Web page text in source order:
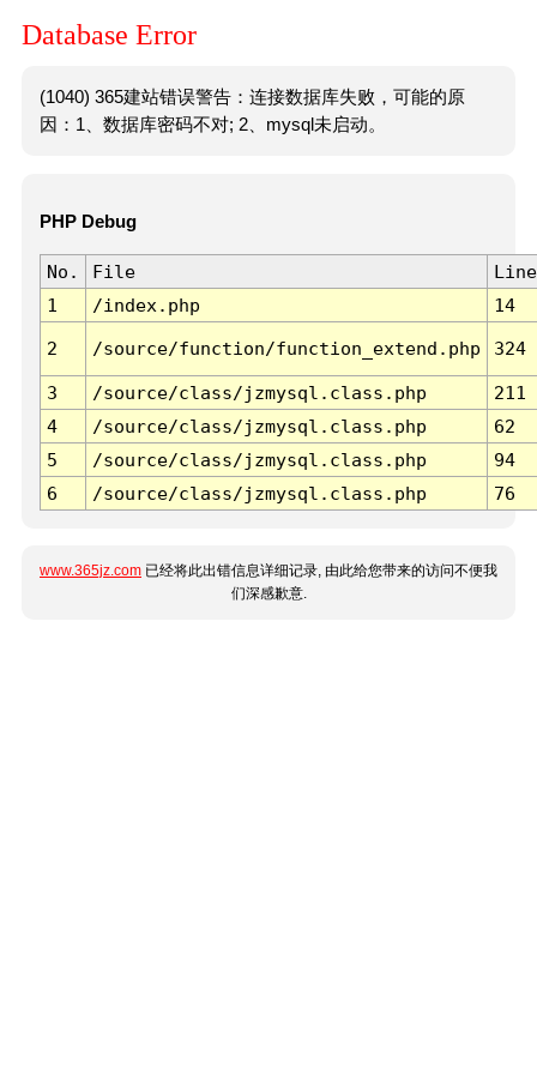
Database Error
(1040) 365建站错误警告：连接数据库失败，可能的原
因：1、数据库密码不对; 2、mysql未启动。
PHP Debug
No. File
Line
1
/index.php 14
2 /source/function/function_extend.php 324
3 /source/class/jzmysql.class.php
211
4
/source/class/jzmysql.class.php
62
5
/source/class/jzmysql.class.php
94
6
/source/class/jzmysql.class.php 76
www.365jz.com 已经将此出错信息详细记录, 由此给您带来的访问不便我
们深感歉意.